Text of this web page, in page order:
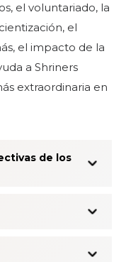
el voluntariado, la
el
el impacto de la
a Shriners
extraordinaria en
de los